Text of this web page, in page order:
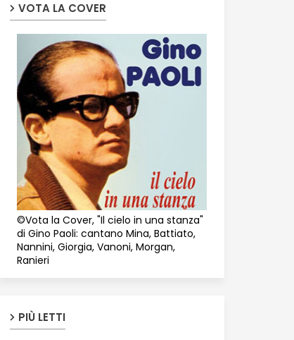
VOTA LA COVER
©Vota la Cover, "Il cielo in una stanza"
di Gino Paoli: cantano Mina, Battiato,
Nannini, Giorgia, Vanoni, Morgan,
Ranieri
PIÙ LETTI